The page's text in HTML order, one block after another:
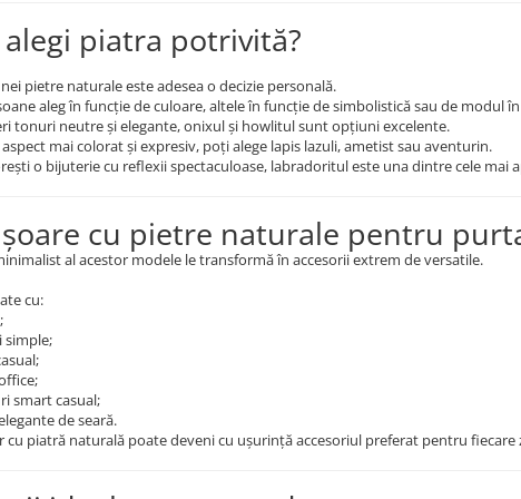
piatra potrivită?
pietre naturale este adesea o decizie personală.
aleg în funcție de culoare, altele în funcție de simbolistică sau de modul
tonuri neutre și elegante, onixul și howlitul sunt opțiuni excelente.
mai colorat și expresiv, poți alege lapis lazuli, ametist sau aventurin.
o bijuterie cu reflexii spectaculoase, labradoritul este una dintre cele mai
cu pietre naturale pentru
al acestor modele le transformă în accesorii extrem de versatile.
cu:
simple;
smart casual;
de seară.
cu piatră naturală poate deveni cu ușurință accesoriul preferat pentru fiecare